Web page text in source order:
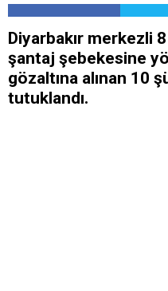
Diyarbakır merkezli
şantaj şebekesine
gözaltına alınan 10
tutuklandı.